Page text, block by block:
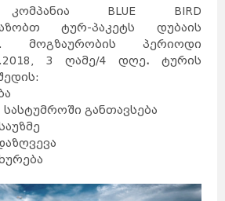
BLUE BIRD
ტურ-პაკეტს დუბაის
მოგზაურობის პერიოდი
3 ღამე/4 დღე. ტურის
განთავსება